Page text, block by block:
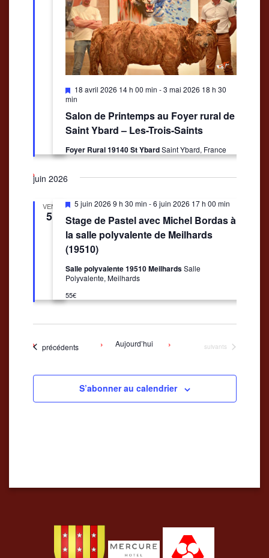
Salon de Printemps au Foyer rural de
Saint Ybard – Les-Trois-Saints
Mis
en
18 avril 2026 14 h 00 min -3 mai 2026 18 h 30
min
Foyer Rural 19140 St YbardSaint Ybard, France
juin 2026
VEN
5
Stage de Pastel avec Michel Bordas à
la salle polyvalente de Meilhards
(19510)
Mis
avant
5 juin 2026 9 h 30 min -6 juin 2026 17 h 00 min
Salle polyvalente 19510 MeilhardsSalle
Polyvalente, Meilhards
55€
Évènements
précédents Aujourd’hui Évènements
suivants
S’abonner au calendrier